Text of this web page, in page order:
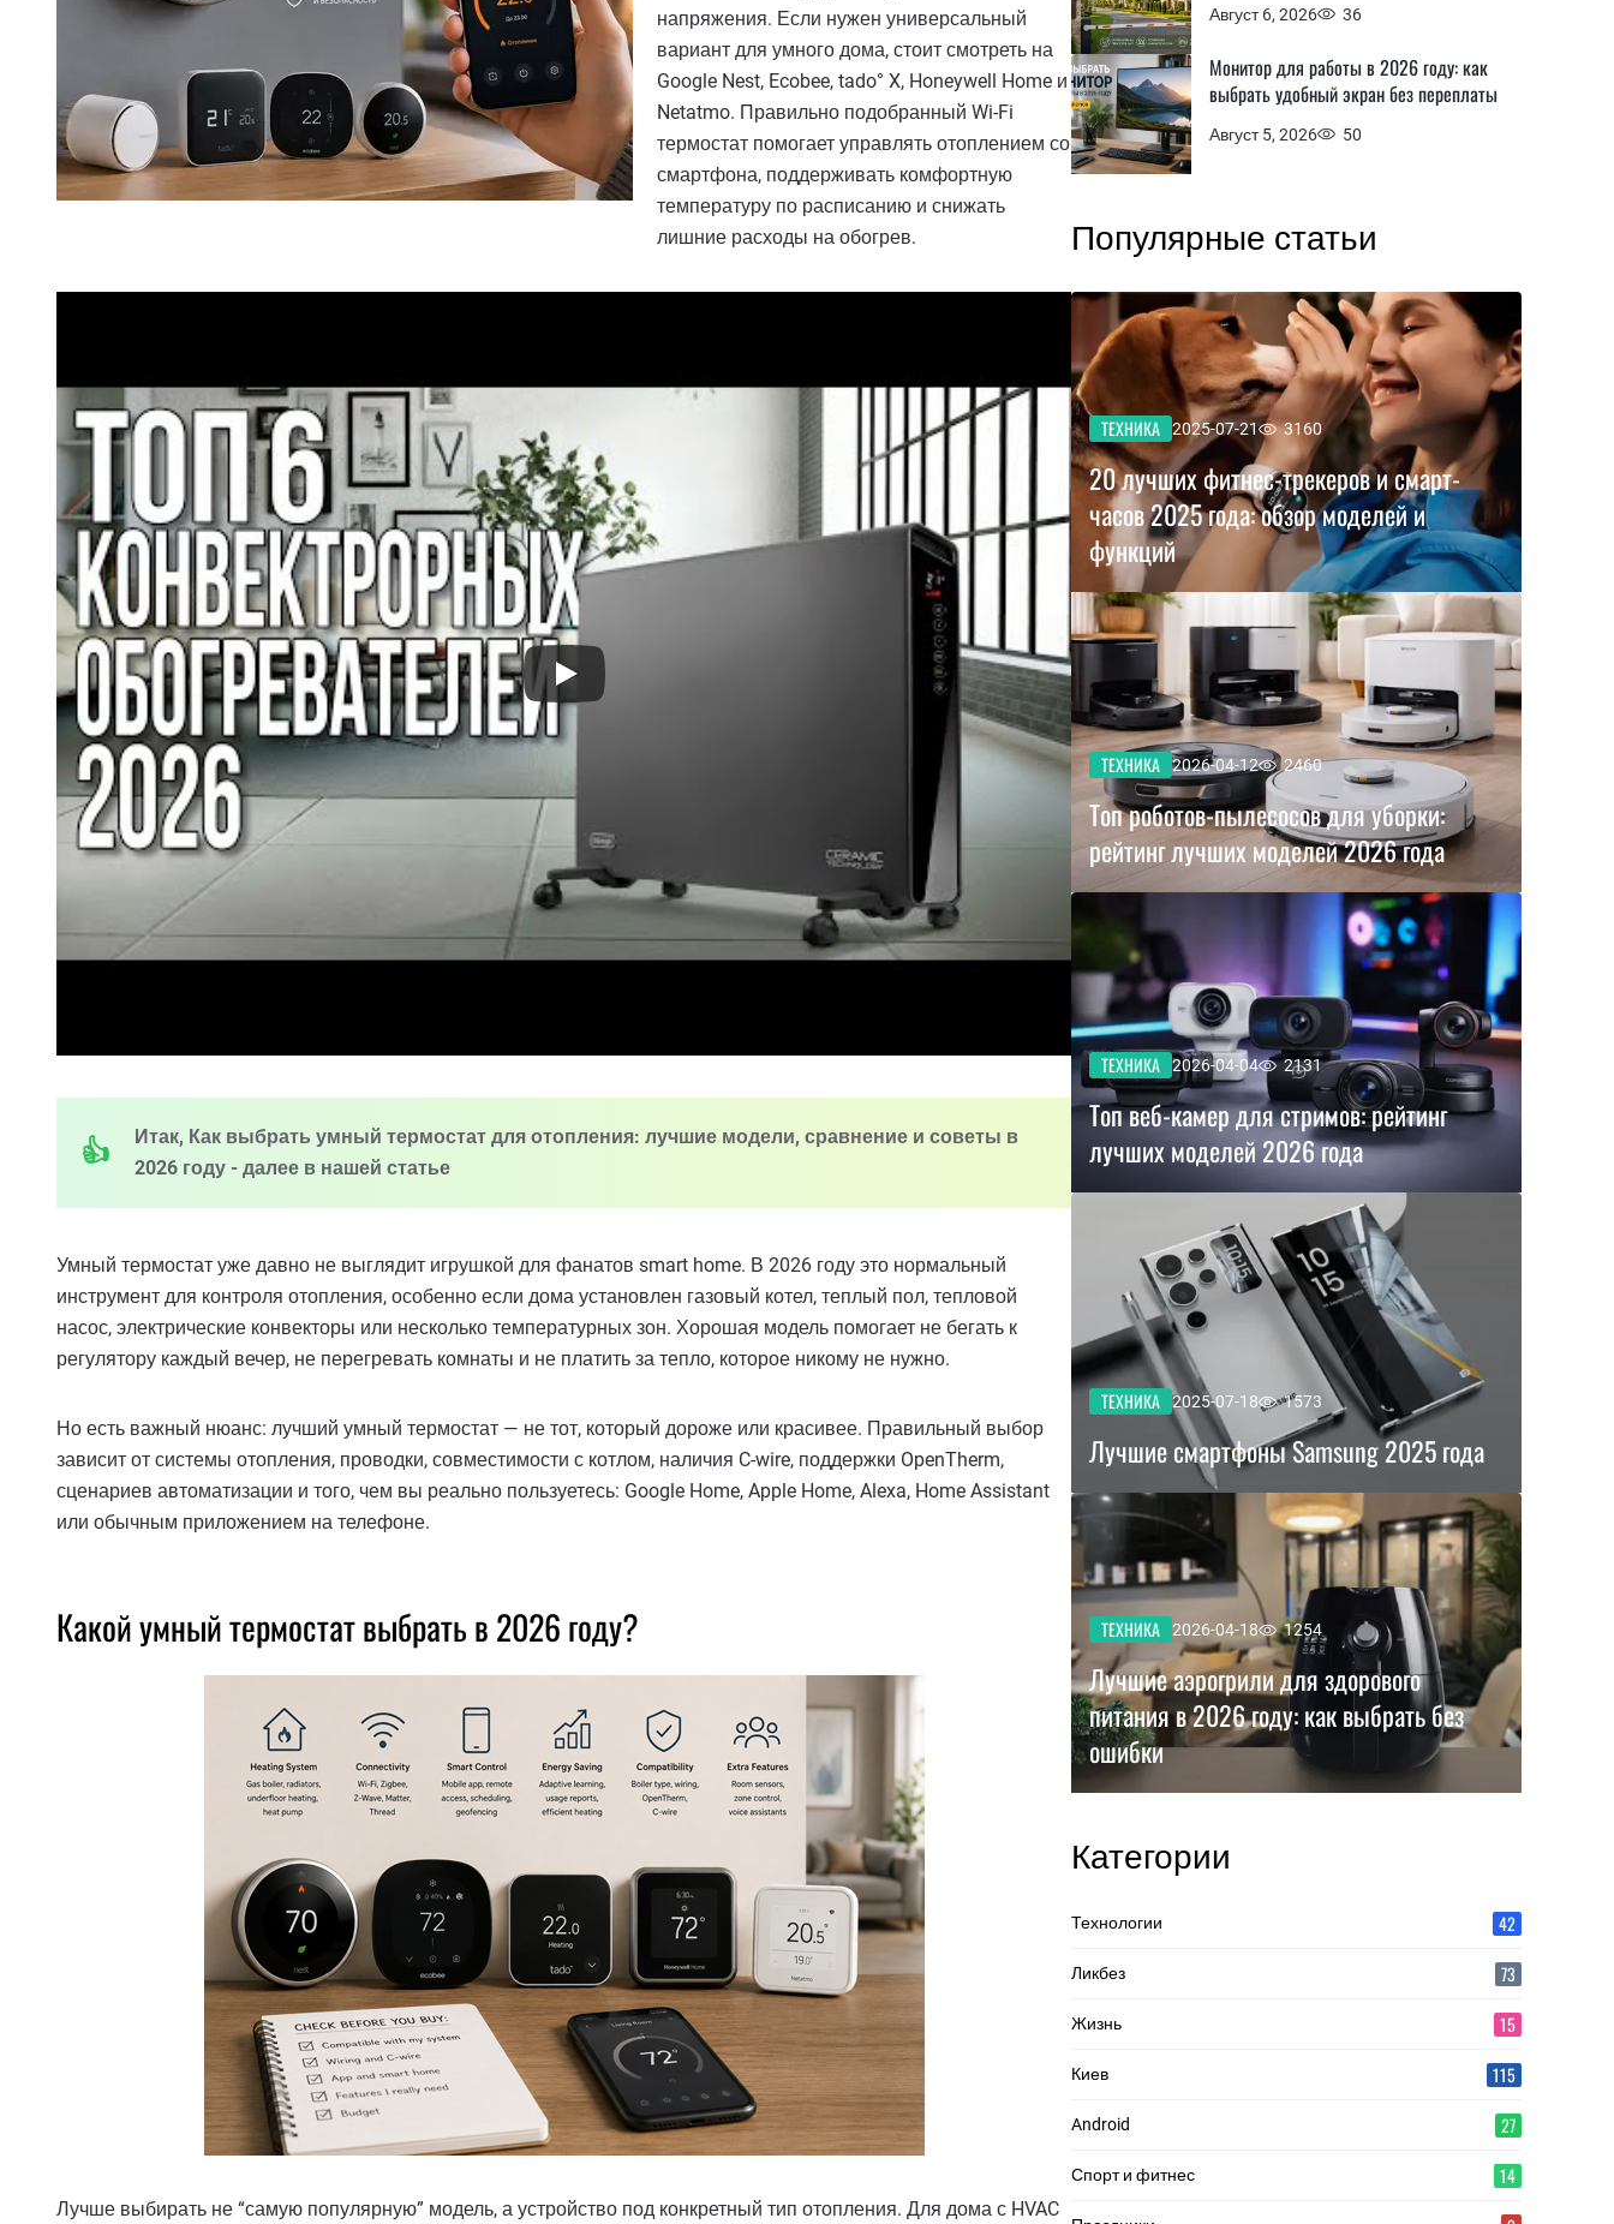
напряжения. Если нужен универсальный
вариант для умного дома, стоит смотреть на
Google Nest, Ecobee, tado° X, Honeywell Home и
Netatmo. Правильно подобранный Wi-Fi
термостат помогает управлять отоплением со
смартфона, поддерживать комфортную
температуру по расписанию и снижать
лишние расходы на обогрев.
Итак, Как выбрать умный термостат для отопления: лучшие модели, сравнение и советы в
2026 году - далее в нашей статье
Умный термостат уже давно не выглядит игрушкой для фанатов smart home. В 2026 году это нормальный
инструмент для контроля отопления, особенно если дома установлен газовый котел, теплый пол, тепловой
насос, электрические конвекторы или несколько температурных зон. Хорошая модель помогает не бегать к
регулятору каждый вечер, не перегревать комнаты и не платить за тепло, которое никому не нужно.
Но есть важный нюанс: лучший умный термостат — не тот, который дороже или красивее. Правильный выбор
зависит от системы отопления, проводки, совместимости с котлом, наличия C-wire, поддержки OpenTherm,
сценариев автоматизации и того, чем вы реально пользуетесь: Google Home, Apple Home, Alexa, Home Assistant
или обычным приложением на телефоне.
Какой умный термостат выбрать в 2026 году?
Лучше выбирать не “самую популярную” модель, а устройство под конкретный тип отопления. Для дома с HVAC
Август 6, 2026 36
Август 5, 2026 50
Монитор для работы в 2026 году: как
выбрать удобный экран без переплаты
Популярные статьи
ТЕХНИКА 2025-07-21 3160
20 лучших фитнес-трекеров и смарт-
часов 2025 года: обзор моделей и
функций
ТЕХНИКА 2026-04-12 2460
Топ роботов-пылесосов для уборки:
рейтинг лучших моделей 2026 года
ТЕХНИКА 2026-04-04 2131
Топ веб-камер для стримов: рейтинг
лучших моделей 2026 года
ТЕХНИКА 2025-07-18 1573
Лучшие смартфоны Samsung 2025 года
ТЕХНИКА 2026-04-18 1254
Лучшие аэрогрили для здорового
питания в 2026 году: как выбрать без
ошибки
Категории
Технологии 42
Ликбез 73
Жизнь 15
Киев 115
Android 27
Спорт и фитнес 14